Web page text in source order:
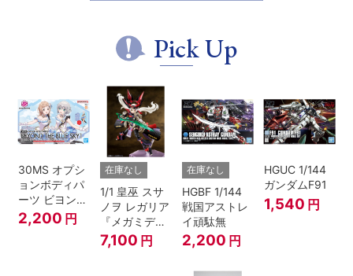
Pick Up
30MS オプシ
ョンボディパ
ーツ ビヨンド
ザブルースカ
イ1[カラーA]
2,200 円
在庫なし
1/1 皇巫 スサ
ノヲ レガリア
『メガミデバ
イス』
7,100 円
在庫なし
HGBF 1/144
戦国アストレ
イ頑駄無
2,200 円
HGUC 1/144
ガンダムF91
1,540 円